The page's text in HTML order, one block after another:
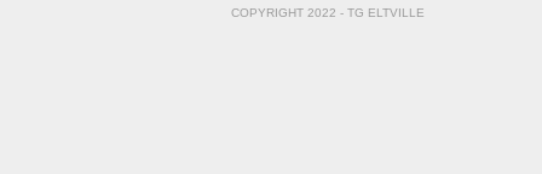
COPYRIGHT 2022 - TG ELTVILLE